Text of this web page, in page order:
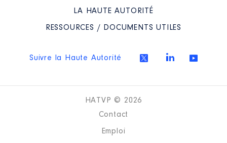
LA HAUTE AUTORITÉ
RESSOURCES / DOCUMENTS UTILES
Suivre la Haute Autorité
HATVP © 2026
Contact
Emploi